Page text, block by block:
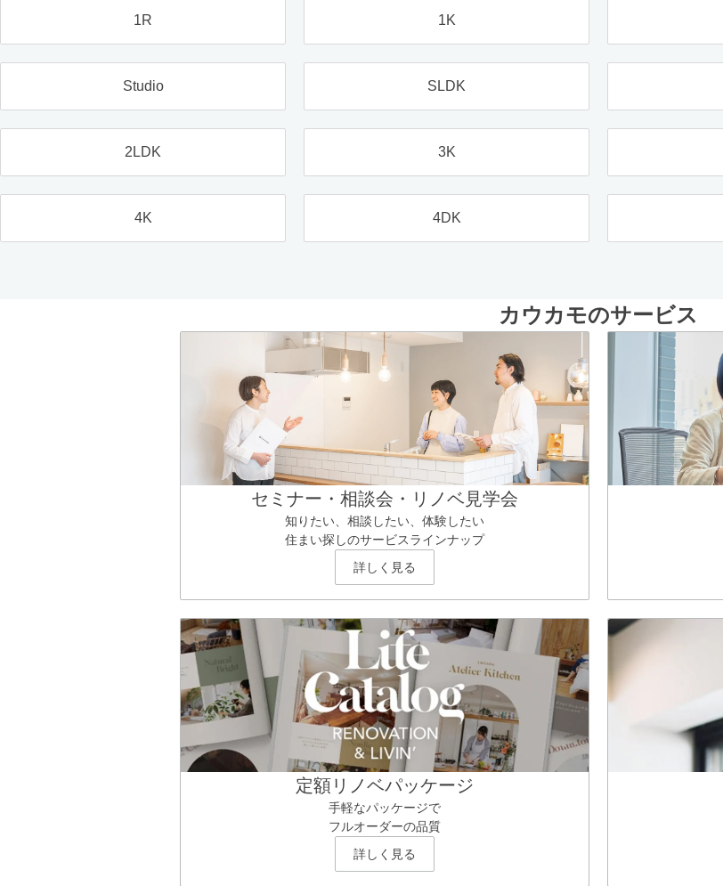
1R 1K
Studio SLDK
2LDK 3K
4K 4DK
カウカモのサービス
セミナー・相談会・リノベ見学会
知りたい、相談したい、体験したい
住まい探しのサービスラインナップ
詳しく見る
定額リノベパッケージ
手軽なパッケージで
フルオーダーの品質
詳しく見る